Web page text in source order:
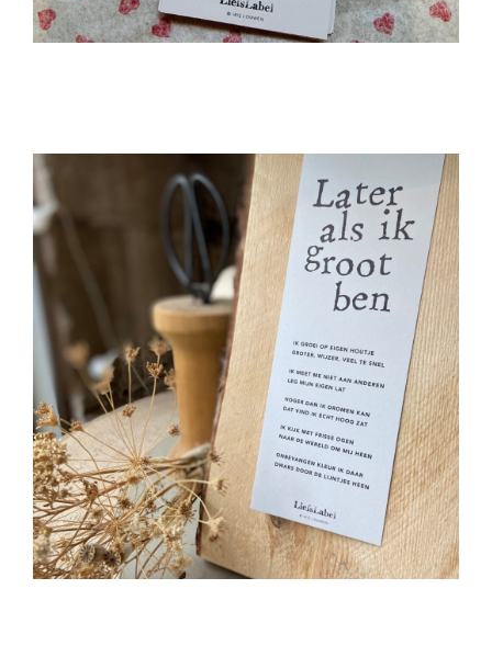
Kaart ➸ Later Als Ik Groot Ben